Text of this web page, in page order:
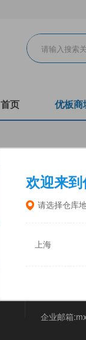
欢迎来到
请选择仓库
上海
首页 优板商
现货实仓
十二大仓储
企业邮箱